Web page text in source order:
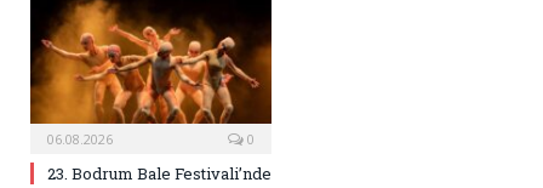
06.08.2026 0
23. Bodrum Bale Festivali’nde